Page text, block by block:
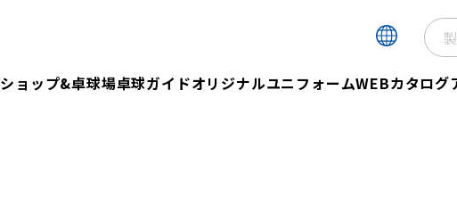
ショップ&卓球場卓球ガイドオリジナルユニフォームWEBカタログ